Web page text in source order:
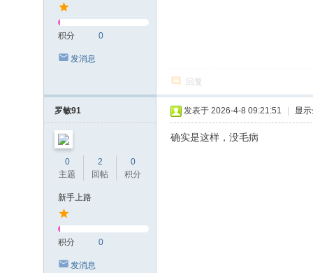
积分 0
发消息
回复
罗敏91
0
主题
2
回帖
0
积分
新手上路
积分 0
发消息
发表于 2026-4-8 09:21:51 显
确实是这样，没毛病